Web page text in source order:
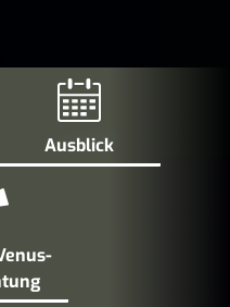
Ausblick